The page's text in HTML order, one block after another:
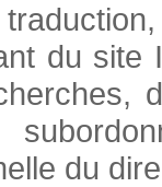
du
du